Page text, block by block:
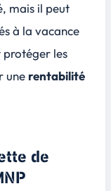
mais il peut
à la vacance
protéger les
une rentabilité
de